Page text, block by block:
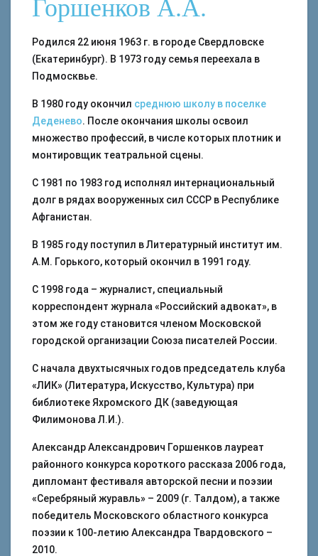
Горшенков А.А.
Родился 22 июня 1963 г. в городе Свердловске
(Екатеринбург). В 1973 году семья переехала в
Подмосквье.
В 1980 году окончил среднюю школу в поселке
Деденево. После окончания школы освоил
множество профессий, в числе которых плотник и
монтировщик театральной сцены.
С 1981 по 1983 год исполнял интернациональный
долг в рядах вооруженных сил СССР в Республике
Афганистан.
В 1985 году поступил в Литературный институт им.
А.М. Горького, который окончил в 1991 году.
С 1998 года – журналист, специальный
корреспондент журнала «Российский адвокат», в
этом же году становится членом Московской
городской организации Союза писателей России.
С начала двухтысячных годов председатель клуба
«ЛИК» (Литература, Искусство, Культура) при
библиотеке Яхромского ДК (заведующая
Филимонова Л.И.).
Александр Александрович Горшенков лауреат
районного конкурса короткого рассказа 2006 года,
дипломант фестиваля авторской песни и поэзии
«Серебряный журавль» – 2009 (г. Талдом), а также
победитель Московского областного конкурса
поэзии к 100-летию Александра Твардовского –
2010.